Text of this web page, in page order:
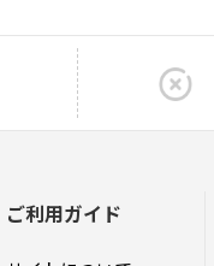
ご利用ガイド